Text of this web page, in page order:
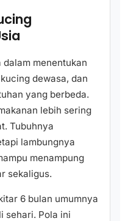
menentukan
dewasa, dan
yang berbeda.
lebih sering
Tubuhnya
lambungnya
menampung
sekaligus.
6 bulan umumnya
sehari. Pola ini